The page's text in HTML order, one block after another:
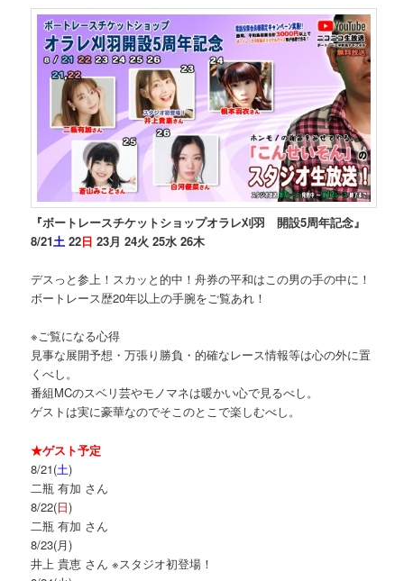
『ボートレースチケットショップオラレ刈羽 開設5周年記念』
8/21土 22日 23月 24火 25水 26木
デスっと参上！スカッと的中！舟券の平和はこの男の手の中に！
ボートレース歴20年以上の手腕をご覧あれ！
※ご覧になる心得
見事な展開予想・万張り勝負・的確なレース情報等は心の外に置
くべし。
番組MCのスベリ芸やモノマネは暖かい心で見るべし。
ゲストは実に豪華なのでそこのとこで楽しむべし。
★ゲスト予定
8/21(土)
二瓶 有加 さん
8/22(日)
二瓶 有加 さん
8/23(月)
井上 貴恵 さん ※スタジオ初登場！